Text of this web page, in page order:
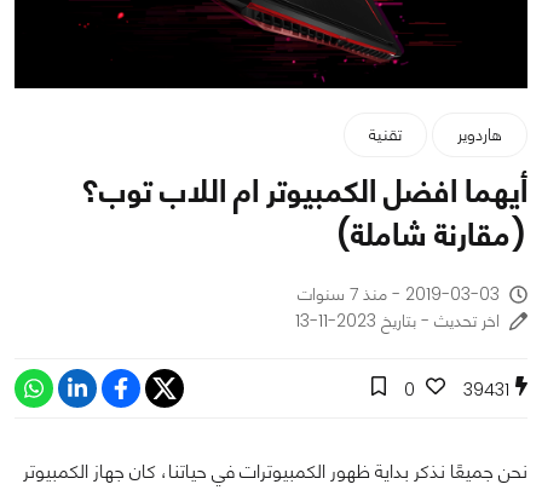
هاردوير تقنية
أيهما افضل الكمبيوتر ام اللاب توب؟
(مقارنة شاملة)
2019-03-03 - منذ 7 سنوات
اخر تحديث - بتاريخ 2023-11-13
39431
0
نحن جميعًا نذكر بداية ظهور الكمبيوترات في حياتنا، كان جهاز الكمبيوتر